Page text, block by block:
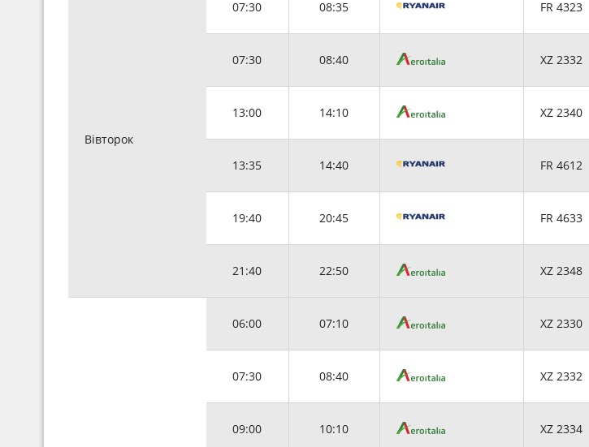
Вівторок
07:30 08:35 FR 4323
07:30 08:40 XZ 2332
13:00 14:10 XZ 2340
13:35 14:40 FR 4612
19:40 20:45 FR 4633
21:40 22:50 XZ 2348
06:00 07:10 XZ 2330
07:30 08:40 XZ 2332
09:00 10:10 XZ 2334